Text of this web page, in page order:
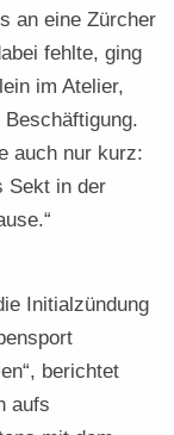
an eine Zürcher
fehlte, ging
im Atelier,
auch nur kurz:
Sekt in der
Initialzündung
berichtet
aufs